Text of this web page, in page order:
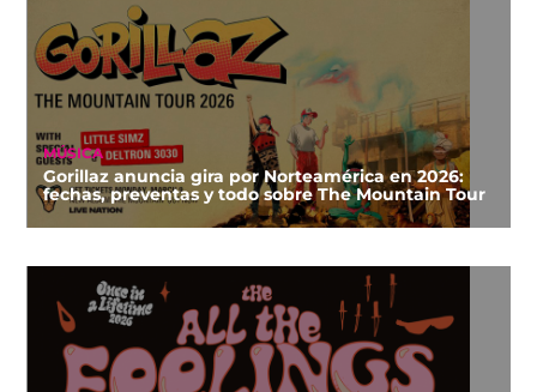
MÚSICA
Gorillaz anuncia gira por Norteamérica en 2026:
fechas, preventas y todo sobre The Mountain Tour